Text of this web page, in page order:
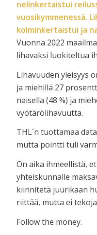
nelinkertaistui
vuosikymmenessä.
kolminkertaistui ja
Vuonna 2022
lihavaksi luokiteltua
Lihavuuden yleisyys
ja miehillä 27
naisella (48 %) ja
vyötärölihavuutta.
THL´n tuottamaa
mutta pointti tuli
On aika ihmeellistä,
yhteiskunnalle
kiinnitetä juurikaan
riittää, mutta ei
Follow the money.